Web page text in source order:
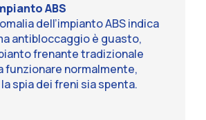
ABS
dell’impianto ABS indica
antibloccaggio è guasto,
frenante tradizionale
funzionare normalmente,
spia dei freni sia spenta.